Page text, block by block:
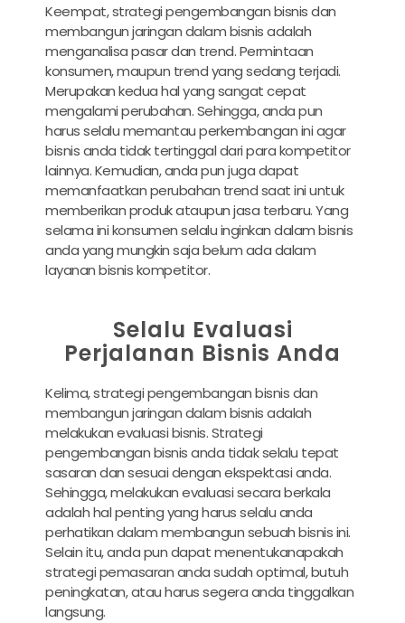
Keempat, strategi pengembangan bisnis dan
membangun jaringan dalam bisnis adalah
menganalisa pasar dan trend. Permintaan
konsumen, maupun trend yang sedang terjadi.
Merupakan kedua hal yang sangat cepat
mengalami perubahan. Sehingga, anda pun
harus selalu memantau perkembangan ini agar
bisnis anda tidak tertinggal dari para kompetitor
lainnya. Kemudian, anda pun juga dapat
memanfaatkan perubahan trend saat ini untuk
memberikan produk ataupun jasa terbaru. Yang
selama ini konsumen selalu inginkan dalam bisnis
anda yang mungkin saja belum ada dalam
layanan bisnis kompetitor.
Selalu Evaluasi
Perjalanan Bisnis Anda
Kelima, strategi pengembangan bisnis dan
membangun jaringan dalam bisnis adalah
melakukan evaluasi bisnis. Strategi
pengembangan bisnis anda tidak selalu tepat
sasaran dan sesuai dengan ekspektasi anda.
Sehingga, melakukan evaluasi secara berkala
adalah hal penting yang harus selalu anda
perhatikan dalam membangun sebuah bisnis ini.
Selain itu, anda pun dapat menentukanapakah
strategi pemasaran anda sudah optimal, butuh
peningkatan, atau harus segera anda tinggalkan
langsung.